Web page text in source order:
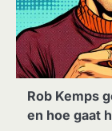
Rob Kemps
en hoe gaat